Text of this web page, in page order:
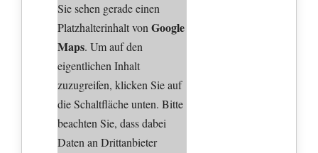
Sie sehen gerade einen
Platzhalterinhalt vonGoogle
Maps. Um auf den
eigentlichen Inhalt
zuzugreifen, klicken Sie auf
die Schaltfläche unten. Bitte
beachten Sie, dass dabei
Daten an Drittanbieter